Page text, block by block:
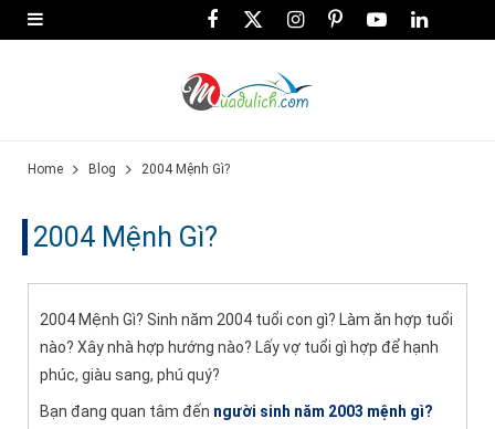
c
b
T
r
I
s
m
P
t
Y
L
Home Blog 2004 Mệnh Gì?
2004 Mệnh Gì?
2004 Mệnh Gì? Sinh năm 2004 tuổi con gì? Làm ăn hợp tuổi
nào? Xây nhà hợp hướng nào? Lấy vợ tuổi gì hợp để hạnh
phúc, giàu sang, phú quý?
Bạn đang quan tâm đến người sinh năm 2003 mệnh gì?